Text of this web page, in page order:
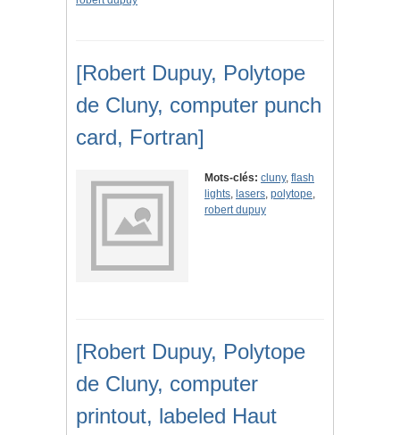
[Robert Dupuy, Polytope
de Cluny, computer punch
card, Fortran]
Mots-clés: cluny, flash
lights, lasers, polytope,
robert dupuy
[Robert Dupuy, Polytope
de Cluny, computer
printout, labeled Haut